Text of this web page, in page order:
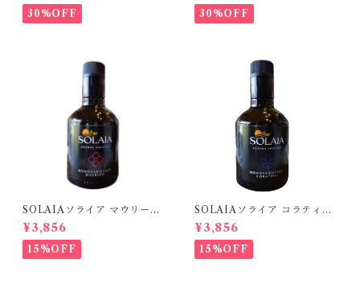
30%OFF 30%OFF
SOLAIAソライア マウリーノ
250ml
¥3,856
15%OFF
SOLAIAソライア コラティー
ナ 250ml
¥3,856
15%OFF